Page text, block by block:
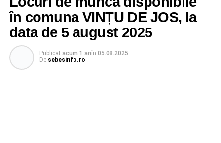
în comuna VINȚU DE JOS, la
data de 5 august 2025
Publicat acum 1 anîn 05.08.2025
De sebesinfo.ro